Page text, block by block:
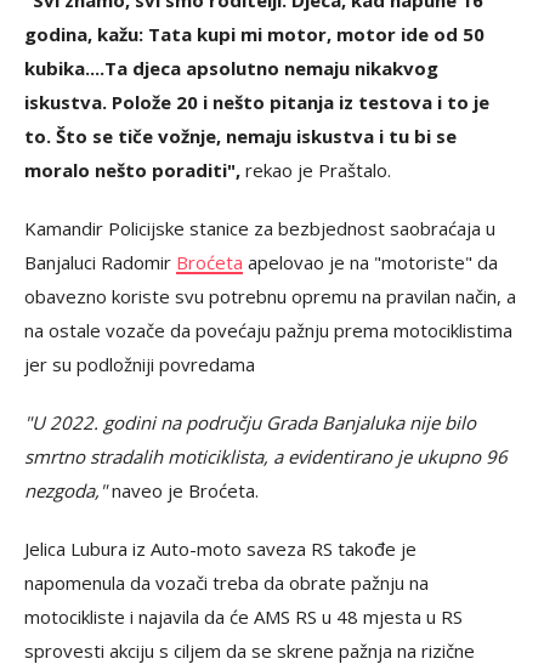
godina, kažu: Tata kupi mi motor, motor ide od 50
kubika....Ta djeca apsolutno nemaju nikakvog
iskustva. Polože 20 i nešto pitanja iz testova i to je
to. Što se tiče vožnje, nemaju iskustva i tu bi se
moralo nešto poraditi", rekao je Praštalo.
Kamandir Policijske stanice za bezbjednost saobraćaja u
Banjaluci Radomir Broćeta apelovao je na "motoriste" da
obavezno koriste svu potrebnu opremu na pravilan način, a
na ostale vozače da povećaju pažnju prema motociklistima
jer su podložniji povredama
"U 2022. godini na području Grada Banjaluka nije bilo
smrtno stradalih moticiklista, a evidentirano je ukupno 96
nezgoda,"naveo je Broćeta.
Jelica Lubura iz Auto-moto saveza RS takođe je
napomenula da vozači treba da obrate pažnju na
motocikliste i najavila da će AMS RS u 48 mjesta u RS
sprovesti akciju s ciljem da se skrene pažnja na rizične